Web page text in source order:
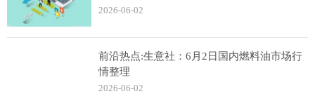
2026-06-02
前沿热点:生意社：6月2日国内燃料油市场行
情整理
2026-06-02